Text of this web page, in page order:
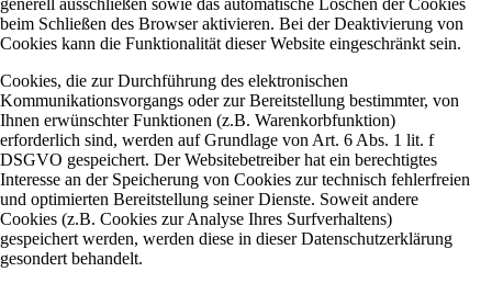
beim Schließen des Browser aktivieren. Bei der Deaktivierung von
Cookies kann die Funktionalität dieser Website eingeschränkt sein.
Cookies, die zur Durchführung des elektronischen
Kommunikationsvorgangs oder zur Bereitstellung bestimmter, von
Ihnen erwünschter Funktionen (z.B. Warenkorbfunktion)
erforderlich sind, werden auf Grundlage von Art. 6 Abs. 1 lit. f
DSGVO gespeichert. Der Websitebetreiber hat ein berechtigtes
Interesse an der Speicherung von Cookies zur technisch fehlerfreien
und optimierten Bereitstellung seiner Dienste. Soweit andere
Cookies (z.B. Cookies zur Analyse Ihres Surfverhaltens)
gespeichert werden, werden diese in dieser Datenschutzerklärung
gesondert behandelt.